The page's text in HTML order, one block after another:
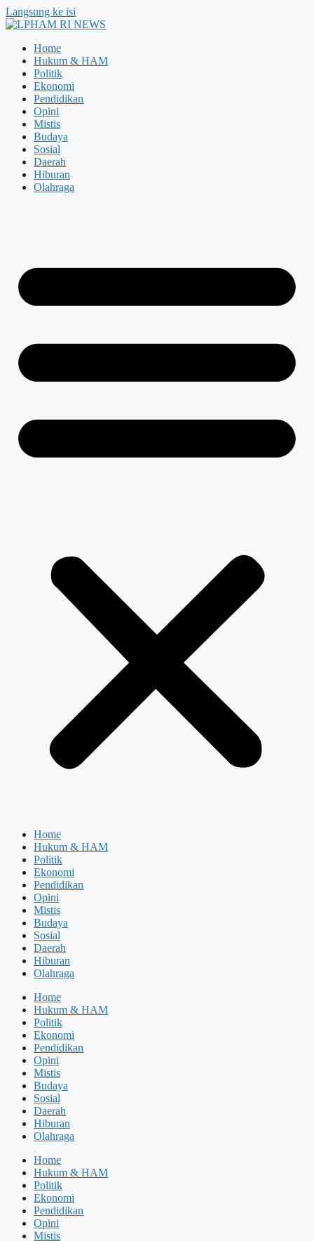
Langsung ke isi
Home
Hukum & HAM
Politik
Ekonomi
Pendidikan
Opini
Mistis
Budaya
Sosial
Daerah
Hiburan
Olahraga
Home
Hukum & HAM
Politik
Ekonomi
Pendidikan
Opini
Mistis
Budaya
Sosial
Daerah
Hiburan
Olahraga
Home
Hukum & HAM
Politik
Ekonomi
Pendidikan
Opini
Mistis
Budaya
Sosial
Daerah
Hiburan
Olahraga
Home
Hukum & HAM
Politik
Ekonomi
Pendidikan
Opini
Mistis